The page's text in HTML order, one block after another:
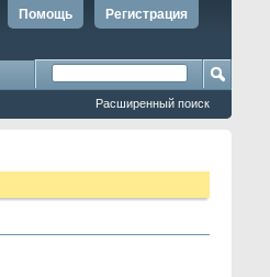
Регистрация
Помощь
Расширенный поиск